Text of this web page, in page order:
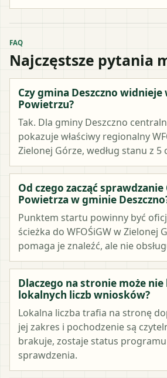
FAQ
Najczęstsze pytania
Czy gmina Deszczno widnieje
Powietrzu?
Tak. Dla gminy Deszczno
pokazuje właściwy regionalny
Zielonej Górze, według stanu z 5
Od czego zacząć sprawdzanie
Powietrza w gminie
Punktem startu powinny być
ścieżka do WFOŚiGW w Zielonej
pomaga je znaleźć, ale nie
Dlaczego na stronie może nie
lokalnych liczb wniosków?
Lokalna liczba trafia na stronę
jej zakres i pochodzenie są
brakuje, zostaje status programu
sprawdzenia.